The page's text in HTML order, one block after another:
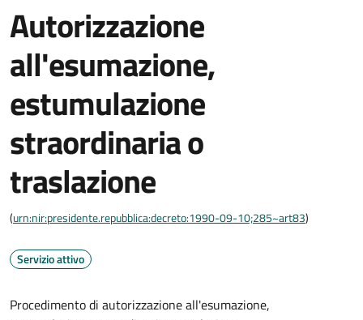
Autorizzazione
all'esumazione,
estumulazione
straordinaria o
traslazione
(urn:nir:presidente.repubblica:decreto:1990-09-10;285~art83)
Servizio attivo
Procedimento di autorizzazione all'esumazione,